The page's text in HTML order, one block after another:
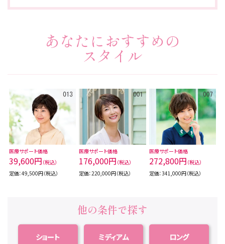
あなたにおすすめの
スタイル
医療サポート価格
39,600円 （税込）
定価：49,500円（税込）
医療サポート価格
176,000円 （税込）
定価：220,000円（税込）
医療サポート価格
272,800円 （税込）
定価：341,000円（税込）
他の条件で探す
ショート ミディアム ロング